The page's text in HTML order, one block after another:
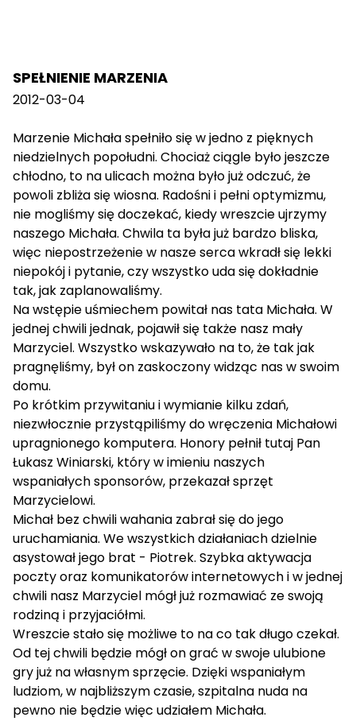
SPEŁNIENIE MARZENIA
2012-03-04
Marzenie Michała spełniło się w jedno z pięknych
niedzielnych popołudni. Chociaż ciągle było jeszcze
chłodno, to na ulicach można było już odczuć, że
powoli zbliża się wiosna. Radośni i pełni optymizmu,
nie mogliśmy się doczekać, kiedy wreszcie ujrzymy
naszego Michała. Chwila ta była już bardzo bliska,
więc niepostrzeżenie w nasze serca wkradł się lekki
niepokój i pytanie, czy wszystko uda się dokładnie
tak, jak zaplanowaliśmy.
Na wstępie uśmiechem powitał nas tata Michała. W
jednej chwili jednak, pojawił się także nasz mały
Marzyciel. Wszystko wskazywało na to, że tak jak
pragnęliśmy, był on zaskoczony widząc nas w swoim
domu.
Po krótkim przywitaniu i wymianie kilku zdań,
niezwłocznie przystąpiliśmy do wręczenia Michałowi
upragnionego komputera. Honory pełnił tutaj Pan
Łukasz Winiarski, który w imieniu naszych
wspaniałych sponsorów, przekazał sprzęt
Marzycielowi.
Michał bez chwili wahania zabrał się do jego
uruchamiania. We wszystkich działaniach dzielnie
asystował jego brat - Piotrek. Szybka aktywacja
poczty oraz komunikatorów internetowych i w jednej
chwili nasz Marzyciel mógł już rozmawiać ze swoją
rodziną i przyjaciółmi.
Wreszcie stało się możliwe to na co tak długo czekał.
Od tej chwili będzie mógł on grać w swoje ulubione
gry już na własnym sprzęcie. Dzięki wspaniałym
ludziom, w najbliższym czasie, szpitalna nuda na
pewno nie będzie więc udziałem Michała.